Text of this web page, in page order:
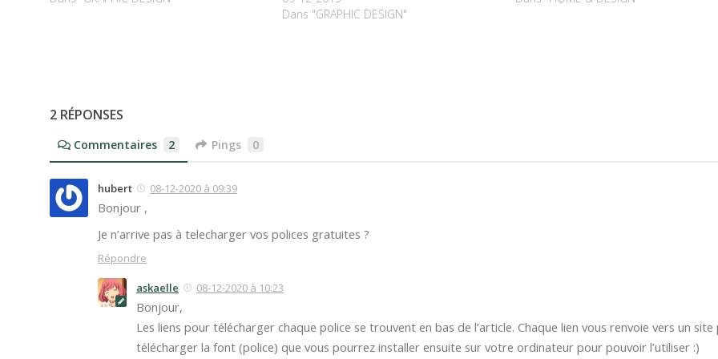
Dans "GRAPHIC DESIGN"
2 RÉPONSES
Commentaires 2 Pings 0
hubert 08-12-2020 à 09:39
Bonjour ,
Je n’arrive pas à telecharger vos polices gratuites ?
Répondre
askaelle 08-12-2020 à 10:23
Bonjour,
Les liens pour télécharger chaque police se trouvent en bas de l’article. Chaque lien vous renvoie vers un
télécharger la font (police) que vous pourrez installer ensuite sur votre ordinateur pour pouvoir l’utiliser :)